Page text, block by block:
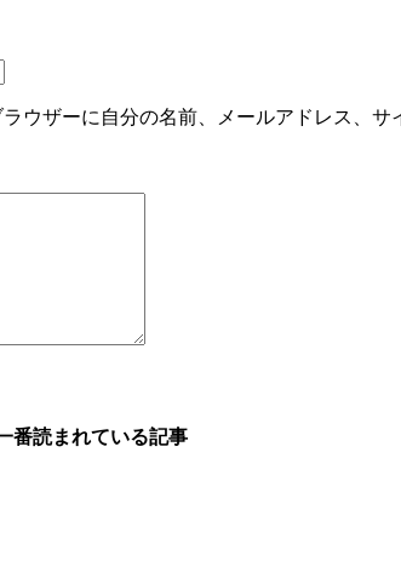
ウザーに自分の名前、メールアドレス、サ
番読まれている記事